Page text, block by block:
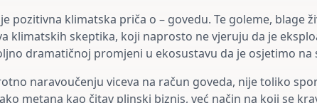
pozitivna klimatska priča o – govedu. Te goleme, blage
klimatskih skeptika, koji naprosto ne vjeruju da je
dramatičnoj promjeni u ekosustavu da je osjetimo na
naravoučenju viceva na račun goveda, nije toliko
metana kao čitav plinski biznis, već način na koji se